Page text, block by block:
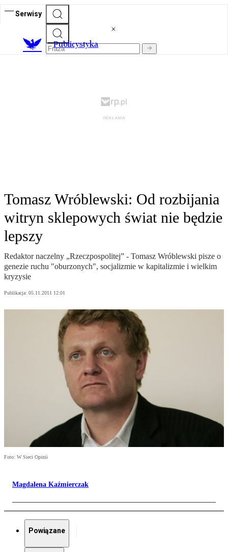
Serwisy
Publicystyka
Tomasz Wróblewski: Od rozbijania
witryn sklepowych świat nie będzie
lepszy
Redaktor naczelny „Rzeczpospolitej” - Tomasz Wróblewski pisze o
genezie ruchu "oburzonych", socjalizmie w kapitalizmie i wielkim
kryzysie
Publikacja: 05.11.2011 12:01
Foto: W Sieci Opinii
Magdalena Kaźmierczak
Powiązane